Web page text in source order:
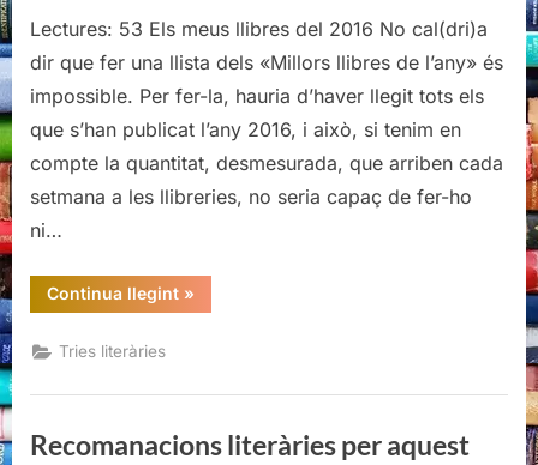
Lectures: 53 Els meus llibres del 2016 No cal(dri)a
dir que fer una llista dels «Millors llibres de l’any» és
impossible. Per fer-la, hauria d’haver llegit tots els
que s’han publicat l’any 2016, i això, si tenim en
compte la quantitat, desmesurada, que arriben cada
setmana a les llibreries, no seria capaç de fer-ho
ni…
Continua llegint“Els
meus
»
Tries literàries
Recomanacions literàries per aquest